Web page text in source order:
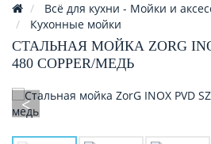
Всё для кухни - Мойки и
Кухонные мойки
СТАЛЬНАЯ МОЙКА ZORG
480 COPPER/МЕДЬ